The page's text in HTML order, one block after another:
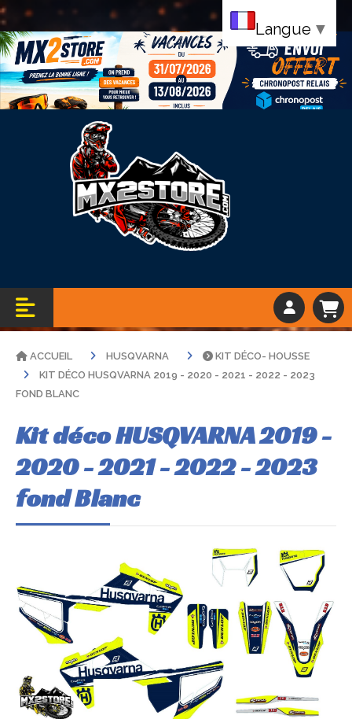
Bandeau vacance
ACCUEIL HUSQVARNA
KIT DÉCO- HOUSSE
KIT DÉCO HUSQVARNA 2019 - 2020 - 2021 - 2022 - 2023
FOND BLANC
Kit déco HUSQVARNA 2019 -
2020 - 2021 - 2022 - 2023
fond Blanc
Langue ▼